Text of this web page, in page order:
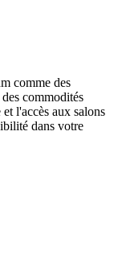
comme des
commodités
l'accès aux salons
dans votre